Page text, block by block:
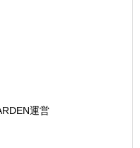
運営